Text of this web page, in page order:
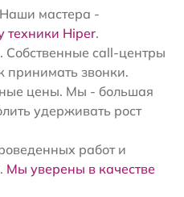
мастера -
техники Hiper.
Собственные call-центры
принимать звонки.
цены. Мы - большая
удерживать рост
работ и
Мы уверены в качестве